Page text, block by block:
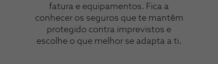
fatura e equipamentos. Fica a
conhecer os seguros que te mantêm
protegido contra imprevistos e
escolhe o que melhor se adapta a ti.